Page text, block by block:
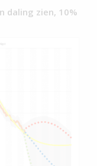
daling zien, 10%